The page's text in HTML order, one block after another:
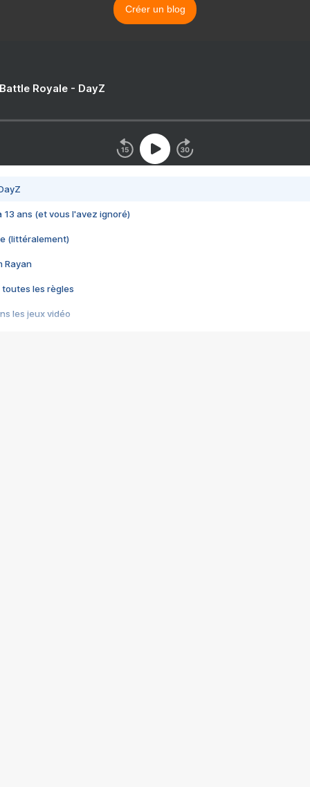
Créer un blog
Royale - DayZ
13 ans (et vous l'avez ignoré)
(littéralement)
Rayan
toutes les règles
les jeux vidéo